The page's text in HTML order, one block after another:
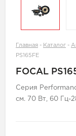
Главная - Каталог -
PS165FE
FOCAL
Серия
см. 70 Вт, 60 Гц-